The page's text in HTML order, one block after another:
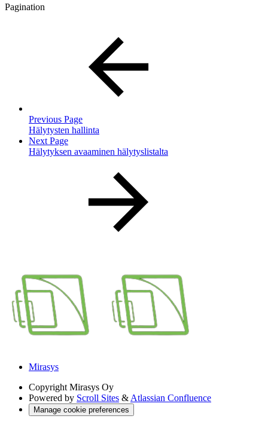
Pagination
Previous Page
Hälytysten hallinta
Next Page
Hälytyksen avaaminen hälytyslistalta
Mirasys
Copyright Mirasys Oy
Powered by Scroll Sites & Atlassian Confluence
Manage cookie preferences